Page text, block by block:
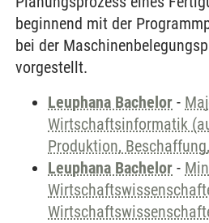
beginnend mit der
bei der
vorgestellt.
Leuphana Bachelor -
Wirtschaftsinformatik
Produktion,
Leuphana Bachelor -